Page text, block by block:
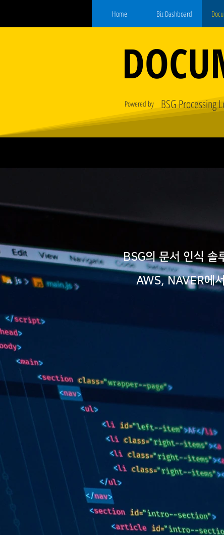
Home Biz Dashboard
BSG Processing
Powered by
BSG의 문서 인식
AWS, NAVER에